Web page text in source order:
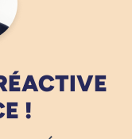
robinet.
outils
Son
!